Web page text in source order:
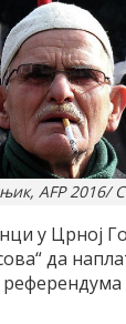
AFP 2016/
у Црној
да